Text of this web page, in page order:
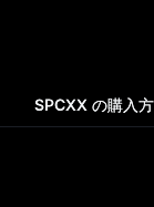
SPCXX の購入